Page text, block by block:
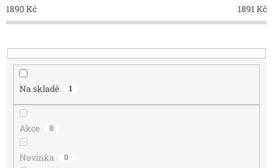
p
r
d
Nejdražší
Nejprodávanější
1890Kč 1891 Kč
Na skladě 1
Akce 0
Novinka 0